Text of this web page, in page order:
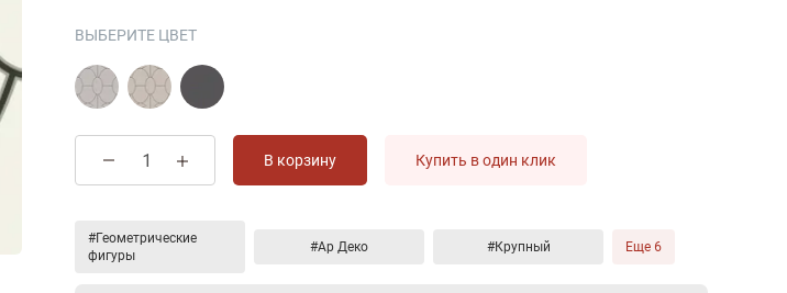
ВЫБЕРИТЕ ЦВЕТ
В корзину Купить в один клик
#Геометрические
фигуры
#Ар Деко #Крупный Еще 6